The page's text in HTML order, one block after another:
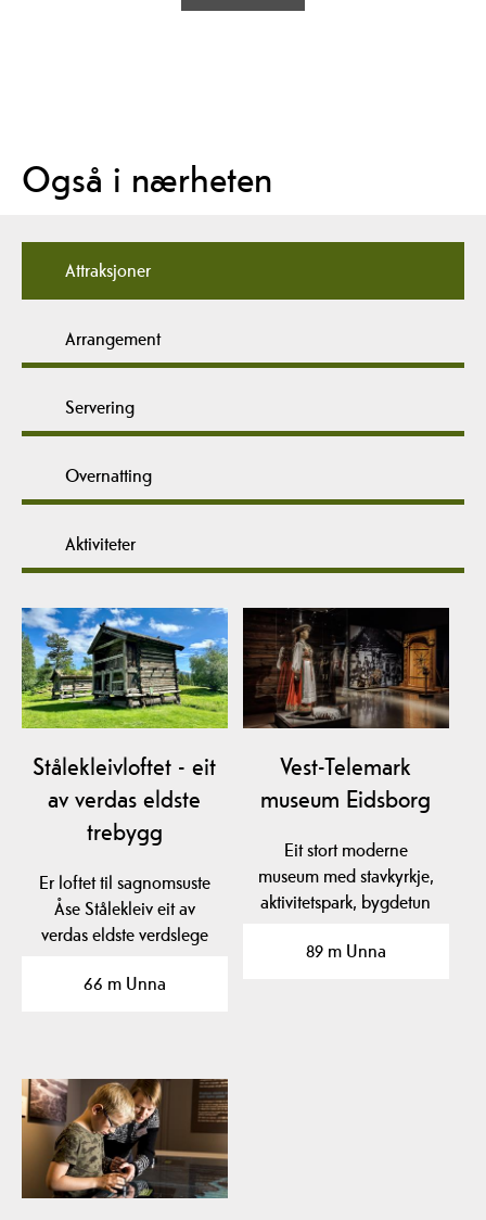
Også i nærheten
Attraksjoner
Arrangement
Servering
Overnatting
Aktiviteter
Stålekleivloftet - eit
av verdas eldste
trebygg
Er loftet til sagnomsuste
Åse Stålekleiv eit av
verdas eldste verdslege
66 m Unna
Vest-Telemark
museum Eidsborg
Eit stort moderne
museum med stavkyrkje,
aktivitetspark, bygdetun
89 m Unna